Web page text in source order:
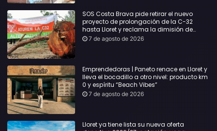
SOS Costa Brava pide retirar el nuevo
proyecto de prolongación de la C-32
hasta Lloret y reclama la dimisión de
Sílvia Paneque
7 de agosto de 2026
Emprendedoras | Paneto renace en Lloret y
lleva el bocadillo a otro nivel: producto km
0 y espíritu “Beach Vibes”
7 de agosto de 2026
Lloret ya tiene lista su nueva oferta